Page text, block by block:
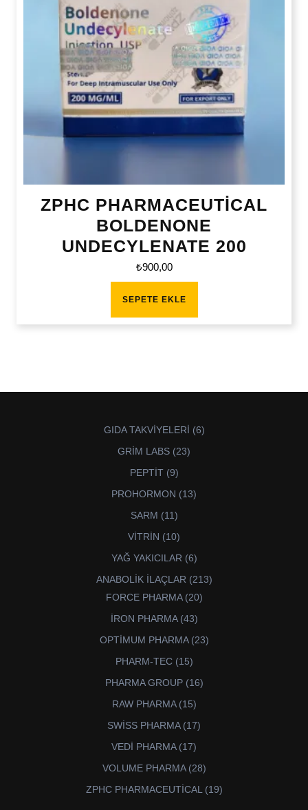
ZPHC PHARMACEUTİCAL
BOLDENONE
UNDECYLENATE 200
₺900,00
SEPETE EKLE
GIDA TAKVİYELERİ 66
GRİM LABS 2323
PEPTİT 99
PROHORMON 1313
SARM 1111
VİTRİN 1010
YAĞ YAKICILAR 66
ANABOLİK İLAÇLAR 213213
FORCE PHARMA 2020
İRON PHARMA 4343
OPTİMUM PHARMA 2323
PHARM-TEC 1515
PHARMA GROUP 1616
RAW PHARMA 1515
SWİSS PHARMA 1717
VEDİ PHARMA 1717
VOLUME PHARMA 2828
ZPHC PHARMACEUTİCAL 1919